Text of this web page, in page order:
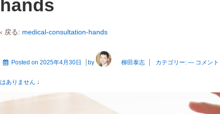
hands
‹ 戻る: medical-consultation-hands
Posted on 2025年4月30日 by 柳田泰志 カテゴリー: — コメント
はありません ↓